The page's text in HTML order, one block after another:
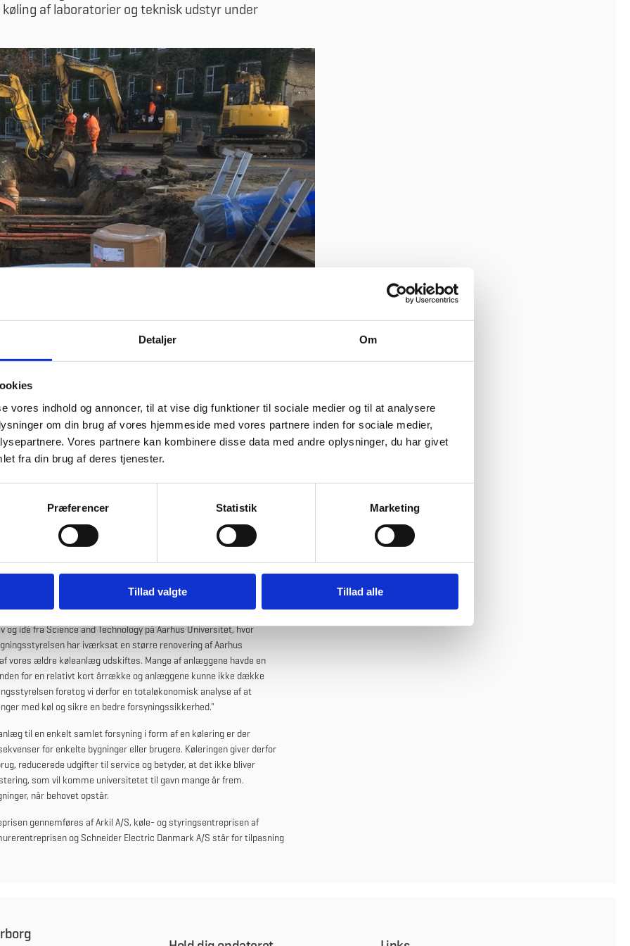
Detaljer Om
vores indhold og annoncer, til at vise dig funktioner til sociale medier og til at analysere
om din brug af vores hjemmeside med vores partnere inden for sociale medier,
Vores partnere kan kombinere disse data med andre oplysninger, du har givet
fra din brug af deres tjenester.
Præferencer Statistik Marketing
Tillad valgte Tillad alle
af laboratorier og teknisk udstyr under
mellem bygningerne på Science and Technology på Aarhus
lokale køleanlæg til laboratorier og teknisk udstyr. Mange af
ikke længere må anvendes. Behovet for køling af de fintfølende
stiger samtidig markant i disse år. Det er blandt andet vigtigt, at
forskning.
ved at etablere en såkaldt kølering mellem de teknisk tunge
"Køleringen opbygges efter de samme principper som et
sker decentralt tæt på de forbrugende
i jorden, at isolering ikke er nødvendig. Kølingen leveres fra de mest
Dermed kan kølingskapaciteten i de enkelte, tilkoblede køleanlæg
drift og en høj forsyningssikkerhed. Ikke mindst under
idé fra Science and Technology på Aarhus Universitet, hvor
har iværksat en større renovering af Aarhus
vores ældre køleanlæg udskiftes. Mange af anlæggene havde en
for en relativt kort årrække og anlæggene kunne ikke dække
foretog vi derfor en totaløkonomisk analyse af at
med køl og sikre en bedre forsyningssikkerhed."
til en enkelt samlet forsyning i form af en kølering er der
for enkelte bygninger eller brugere. Køleringen giver derfor
reducerede udgifter til service og betyder, at det ikke bliver
som vil komme universitetet til gavn mange år frem.
når behovet opstår.
gennemføres af Arkil A/S, køle- og styringsentreprisen af
og Schneider Electric Danmark A/S står for tilpasning